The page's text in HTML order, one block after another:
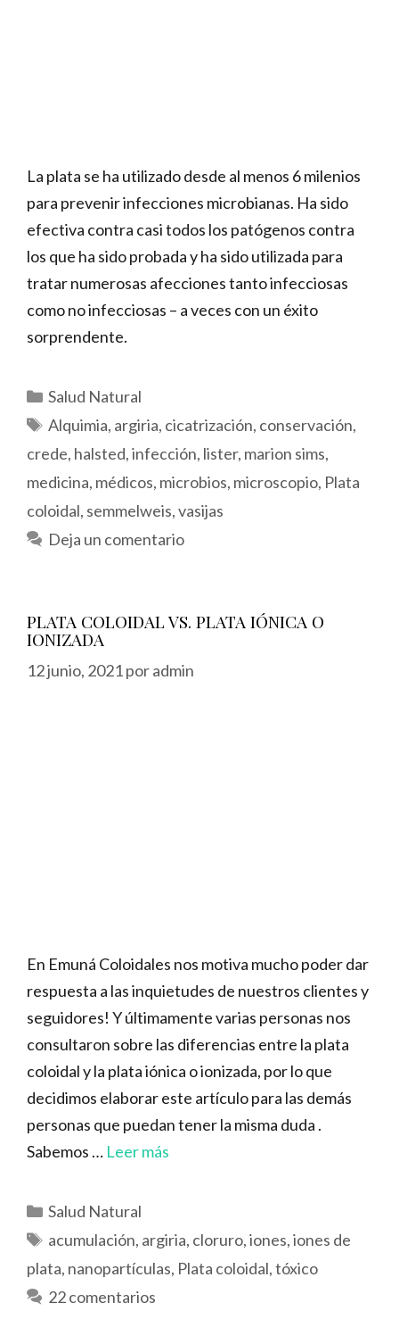
La plata se ha utilizado desde al menos 6 milenios
para prevenir infecciones microbianas. Ha sido
efectiva contra casi todos los patógenos contra
los que ha sido probada y ha sido utilizada para
tratar numerosas afecciones tanto infecciosas
como no infecciosas – a veces con un éxito
sorprendente.
Categorías
Salud Natural
Etiquetas
Alquimia, argiria, cicatrización, conservación,
crede, halsted,infección, lister, marion sims,
medicina, médicos, microbios, microscopio, Plata
coloidal, semmelweis,vasijas
Deja un comentario
PLATA COLOIDAL VS. PLATA IÓNICA O
IONIZADA
12 junio, 2021poradmin
En Emuná Coloidales nos motiva mucho poder dar
respuesta a las inquietudes de nuestros clientes y
seguidores! Y últimamente varias personas nos
consultaron sobre las diferencias entre la plata
coloidal y la plata iónica o ionizada, por lo que
decidimos elaborar este artículo para las demás
personas que puedan tener la misma duda .
Sabemos … Leer más
Categorías
Salud Natural
Etiquetas
acumulación, argiria, cloruro,iones,iones de
plata, nanopartículas, Plata coloidal,tóxico
22 comentarios